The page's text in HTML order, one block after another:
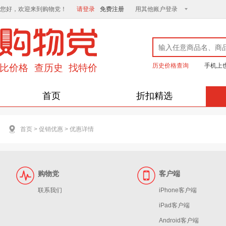
您好，欢迎来到购物党！ 请登录 免费注册 用其他账户登录
历史价格查询 手机上
首页 折扣精选
首页 > 促销优惠 > 优惠详情
购物党
联系我们
客户端
iPhone客户端
iPad客户端
Android客户端